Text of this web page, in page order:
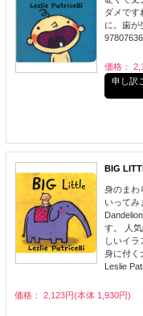
ダメです
に。歯が
価格：
申し訳
BIG
身のまわ
いってみ
す。 人
しいイ
身に付く
Leslie
価格： 2,123円(本体 1,930円)